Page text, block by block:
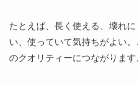
たとえば、長く使える、壊れ
い、使っていて気持ちがよい
のクオリティーにつながります